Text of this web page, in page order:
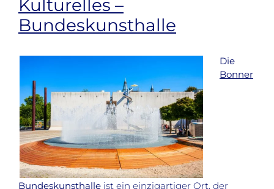
Kulturelles –
Bundeskunsthalle
Die
Bonner
Bundeskunsthalle ist ein einzigartiger Ort, der